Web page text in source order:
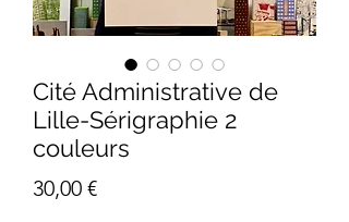
Cité Administrative de
Lille-Sérigraphie 2
couleurs
30,00 €Prix